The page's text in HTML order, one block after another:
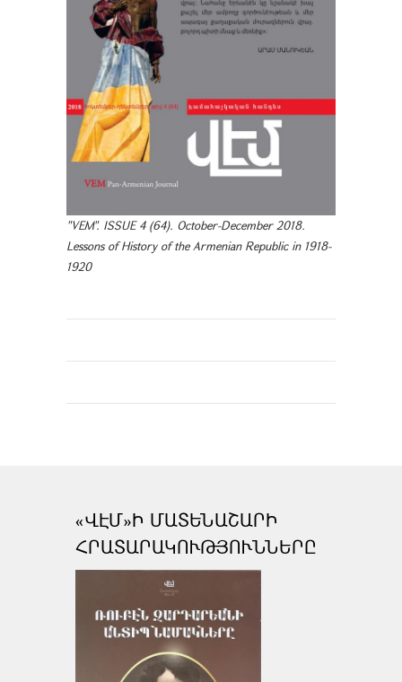
"VEM". ISSUE 4 (64). October-December 2018.
Lessons of History of the Armenian Republic in 1918-
1920
«ՎԷՄ»Ի ՄԱՏԵՆԱՇԱՐԻ
ՀՐԱՏԱՐԱԿՈՒԹՅՈՒՆՆԵՐԸ